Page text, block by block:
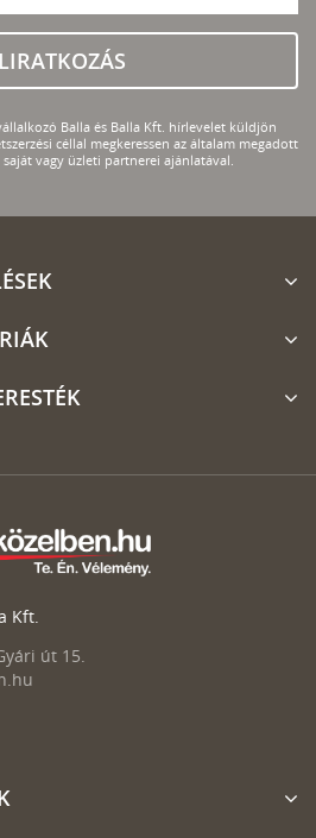
Balla és Balla Kft. hírlevelet küldjön
céllal megkeressen az általam megadott
vagy üzleti partnerei ajánlatával.
Kft.
út 15.